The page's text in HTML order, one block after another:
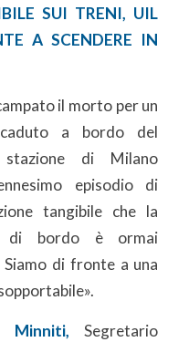
SUI TRENI, UIL
A SCENDERE IN
il morto per un
a bordo del
stazione di Milano
episodio di
tangibile che la
di bordo è ormai
di fronte a una
Minniti, Segretario